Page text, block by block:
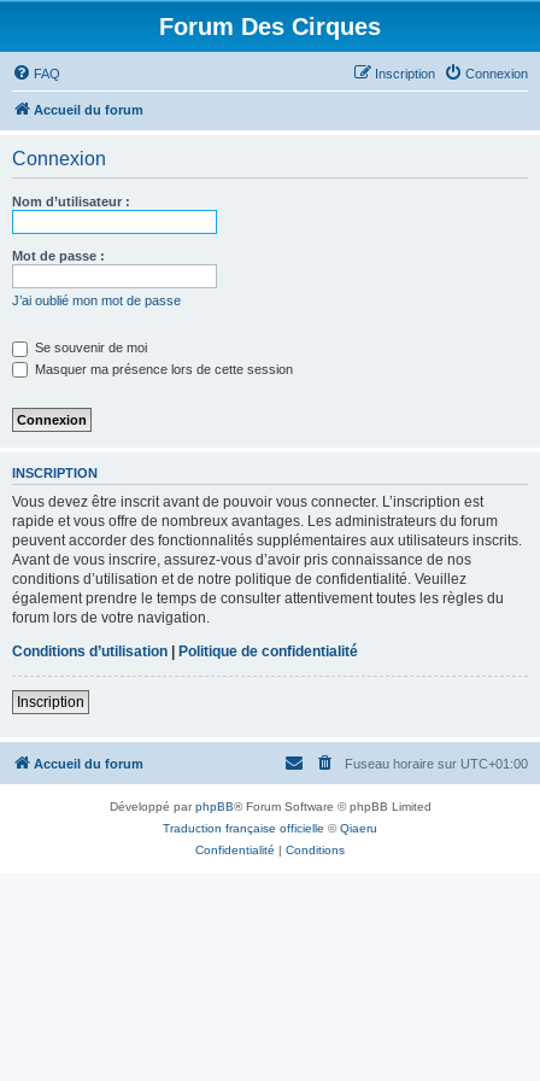
Forum Des Cirques
FAQ Connexion
Inscription
Accueil du forum
Connexion
Nom d’utilisateur :
Mot de passe :
J’ai oublié mon mot de passe
Se souvenir de moi
Masquer ma présence lors de cette session
INSCRIPTION
Vous devez être inscrit avant de pouvoir vous connecter. L’inscription est
rapide et vous offre de nombreux avantages. Les administrateurs du forum
peuvent accorder des fonctionnalités supplémentaires aux utilisateurs inscrits.
Avant de vous inscrire, assurez-vous d’avoir pris connaissance de nos
conditions d’utilisation et de notre politique de confidentialité. Veuillez
également prendre le temps de consulter attentivement toutes les règles du
forum lors de votre navigation.
Conditions d’utilisation | Politique de confidentialité
Inscription
Accueil du forum Fuseau horaire sur UTC+01:00
Développé parphpBB® Forum Software © phpBB Limited
Traduction française officielle ©Qiaeru
Confidentialité | Conditions